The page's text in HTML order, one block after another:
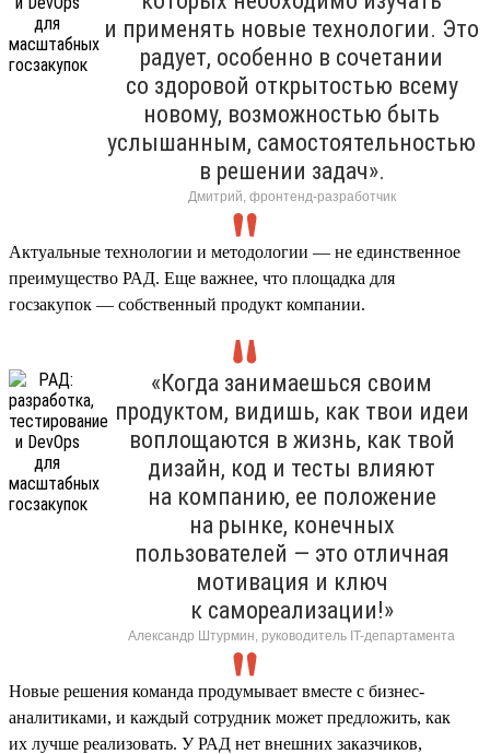
и применять новые технологии. Это
радует, особенно в сочетании
со здоровой открытостью всему
новому, возможностью быть
услышанным, самостоятельностью
в решении задач».
Дмитрий, фронтенд-разработчик
Актуальные технологии и методологии — не единственное
преимущество РАД. Еще важнее, что площадка для
госзакупок — собственный продукт компании.
«Когда занимаешься своим
продуктом, видишь, как твои идеи
воплощаются в жизнь, как твой
дизайн, код и тесты влияют
на компанию, ее положение
на рынке, конечных
пользователей — это отличная
мотивация и ключ
к самореализации!»
Александр Штурмин, руководитель IT-департамента
Новые решения команда продумывает вместе с бизнес-
аналитиками, и каждый сотрудник может предложить, как
их лучше реализовать. У РАД нет внешних заказчиков,